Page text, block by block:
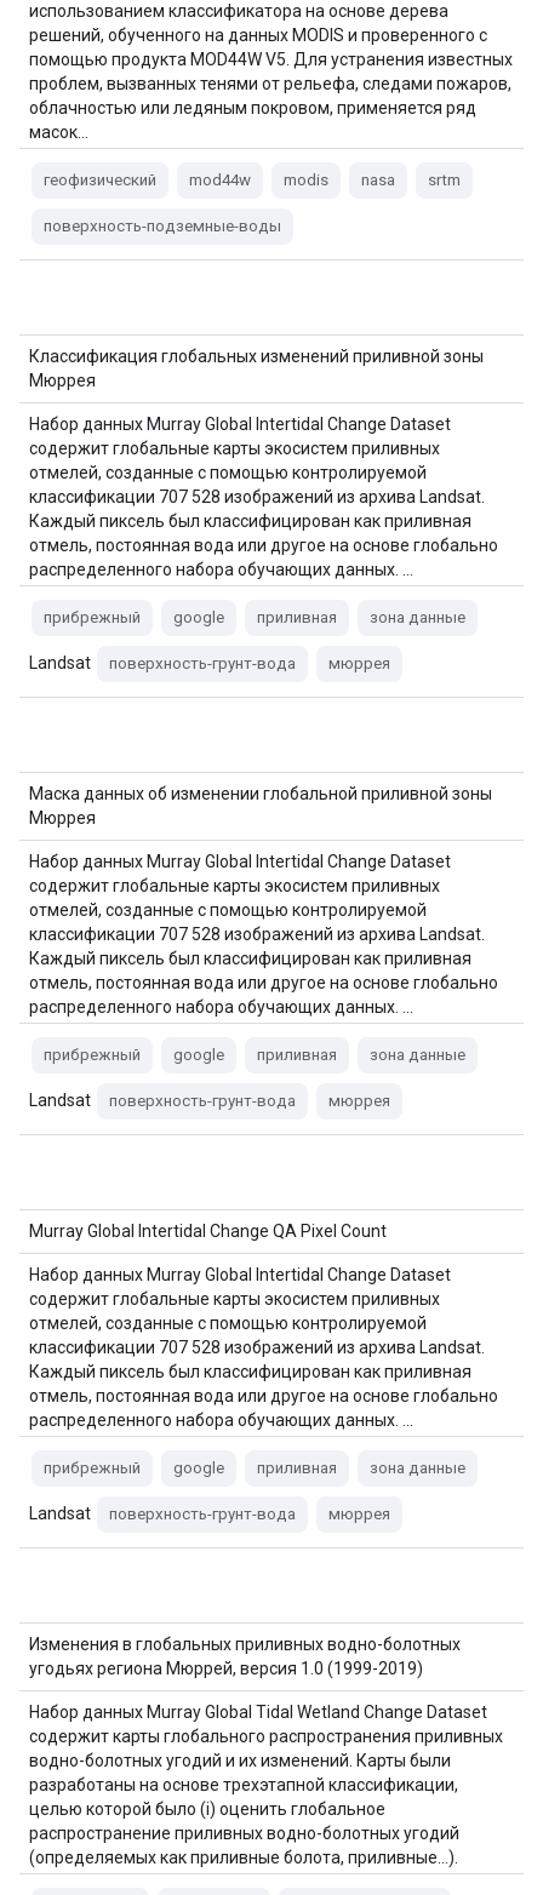
использованием классификатора на основе дерева
решений, обученного на данных MODIS и проверенного с
помощью продукта MOD44W V5. Для устранения известных
проблем, вызванных тенями от рельефа, следами пожаров,
облачностью или ледяным покровом, применяется ряд
масок…
геофизический mod44w modis nasa srtm
поверхность-подземные-воды
Классификация глобальных изменений приливной зоны
Мюррея
Набор данных Murray Global Intertidal Change Dataset
содержит глобальные карты экосистем приливных
отмелей, созданные с помощью контролируемой
классификации 707 528 изображений из архива Landsat.
Каждый пиксель был классифицирован как приливная
отмель, постоянная вода или другое на основе глобально
распределенного набора обучающих данных. …
прибрежный google приливная зона данные
Landsat поверхность-грунт-вода мюррея
Маска данных об изменении глобальной приливной зоны
Мюррея
Набор данных Murray Global Intertidal Change Dataset
содержит глобальные карты экосистем приливных
отмелей, созданные с помощью контролируемой
классификации 707 528 изображений из архива Landsat.
Каждый пиксель был классифицирован как приливная
отмель, постоянная вода или другое на основе глобально
распределенного набора обучающих данных. …
прибрежный google приливная зона данные
Landsat поверхность-грунт-вода мюррея
Murray Global Intertidal Change QA Pixel Count
Набор данных Murray Global Intertidal Change Dataset
содержит глобальные карты экосистем приливных
отмелей, созданные с помощью контролируемой
классификации 707 528 изображений из архива Landsat.
Каждый пиксель был классифицирован как приливная
отмель, постоянная вода или другое на основе глобально
распределенного набора обучающих данных. …
прибрежный google приливная зона данные
Landsat поверхность-грунт-вода мюррея
Изменения в глобальных приливных водно-болотных
угодьях региона Мюррей, версия 1.0 (1999-2019)
Набор данных Murray Global Tidal Wetland Change Dataset
содержит карты глобального распространения приливных
водно-болотных угодий и их изменений. Карты были
разработаны на основе трехэтапной классификации,
целью которой было (i) оценить глобальное
распространение приливных водно-болотных угодий
(определяемых как приливные болота, приливные…).